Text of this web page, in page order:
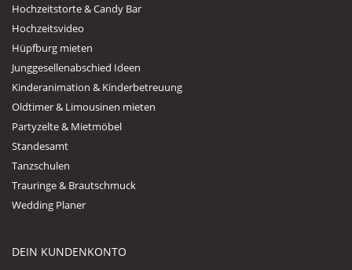
Hochzeitstorte & Candy Bar
Hochzeitsvideo
Hüpfburg mieten
Junggesellenabschied Ideen
Kinderanimation & Kinderbetreuung
Oldtimer & Limousinen mieten
Partyzelte & Mietmöbel
Standesamt
Tanzschulen
Trauringe & Brautschmuck
Wedding Planer
DEIN KUNDENKONTO